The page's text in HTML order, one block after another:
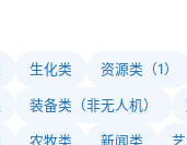
生化类 资源类（1）
装备类（非无人机）
农牧类 新闻类